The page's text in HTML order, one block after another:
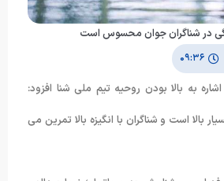
در شناگران جوان محسوس است
۰۹:۳۶
به بالا بودن روحیه تیم ملی شنا افزود:
بالا است و شناگران با انگیزه بالا تمرین می